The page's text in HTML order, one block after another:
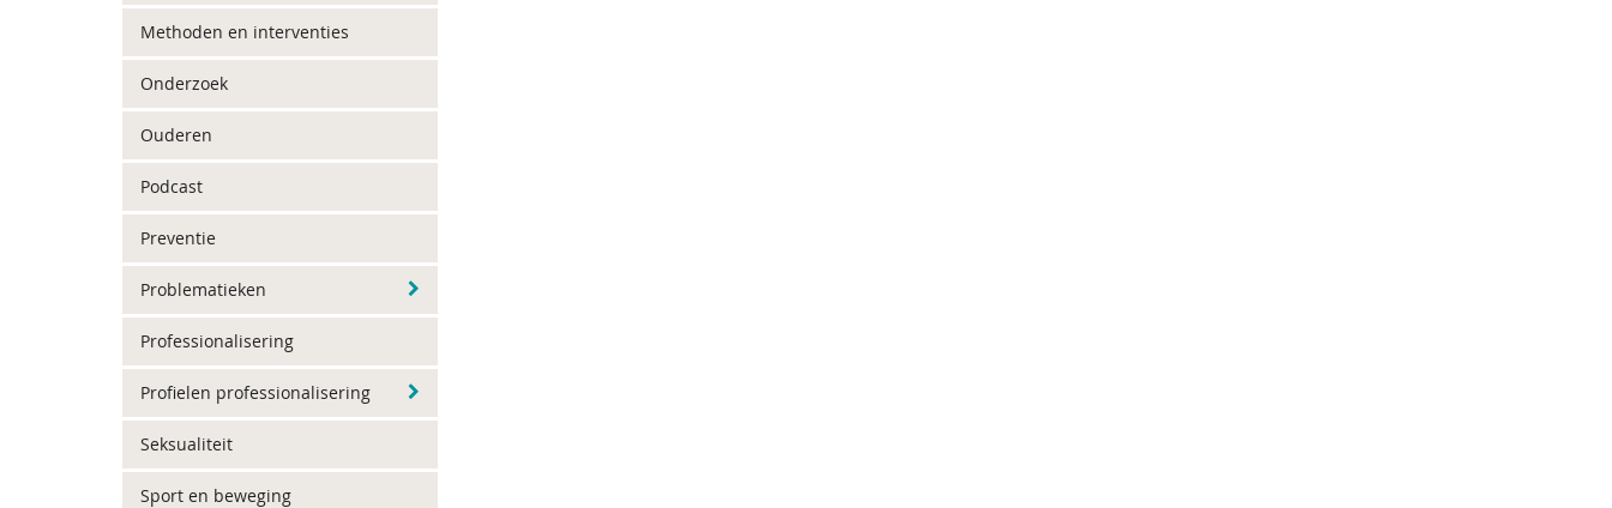
Methoden en interventies
Onderzoek
Ouderen
Podcast
Preventie
Problematieken
Professionalisering
Profielen professionalisering
Seksualiteit
Sport en beweging